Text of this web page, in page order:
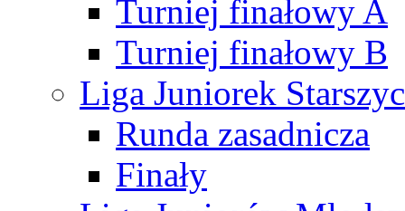
Turniej finałowy A
Turniej finałowy B
Liga Juniorek
Runda zasadnicza
Finały